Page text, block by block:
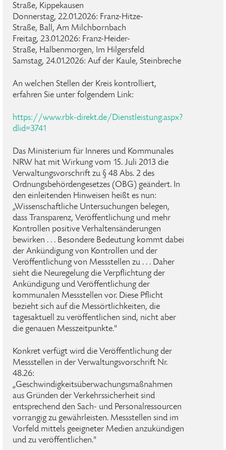
Straße, Kippekausen
Donnerstag, 22.01.2026: Franz-Hitze-
Straße, Ball, Am Milchbornbach
Freitag, 23.01.2026: Franz-Heider-
Straße, Halbenmorgen, Im Hilgersfeld
Samstag, 24.01.2026: Auf der Kaule, Steinbreche
An welchen Stellen der Kreis kontrolliert,
erfahren Sie unter folgendem Link:
https://www.rbk-direkt.de/Dienstleistung.aspx?
dlid=3741
Das Ministerium für Inneres und Kommunales
NRW hat mit Wirkung vom 15. Juli 2013 die
Verwaltungsvorschrift zu § 48 Abs. 2 des
Ordnungsbehördengesetzes (OBG) geändert. In
den einleitenden Hinweisen heißt es nun:
„Wissenschaftliche Untersuchungen belegen,
dass Transparenz, Veröffentlichung und mehr
Kontrollen positive Verhaltensänderungen
bewirken . . . Besondere Bedeutung kommt dabei
der Ankündigung von Kontrollen und der
Veröffentlichung von Messstellen zu . . . Daher
sieht die Neuregelung die Verpflichtung der
Ankündigung und Veröffentlichung der
kommunalen Messstellen vor. Diese Pflicht
bezieht sich auf die Messörtlichkeiten, die
tagesaktuell zu veröffentlichen sind, nicht aber
die genauen Messzeitpunkte."
Konkret verfügt wird die Veröffentlichung der
Messstellen in der Verwaltungsvorschrift Nr.
48.26:
„Geschwindigkeitsüberwachungsmaßnahmen
aus Gründen der Verkehrssicherheit sind
entsprechend den Sach- und Personalressourcen
vorrangig zu gewährleisten. Messstellen sind im
Vorfeld mittels geeigneter Medien anzukündigen
und zu veröffentlichen."